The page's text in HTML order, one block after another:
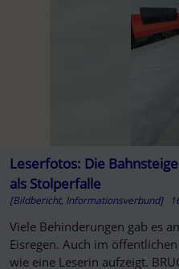
Leserfotos: Die
als Stolperfalle
[Bildbericht, Informationsverbund]
Viele Behinderungen gab es
Eisregen. Auch im
wie eine Leserin aufzeigt.